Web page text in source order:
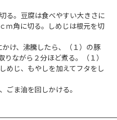
る。豆腐は食べやすい大きさに
ｍ角に切る。しめじは根元を切
かけ、沸騰したら、（１）の豚
りながら２分ほど煮る。（１）
めじ、もやしを加えてフタをし
ごま油を回しかける。